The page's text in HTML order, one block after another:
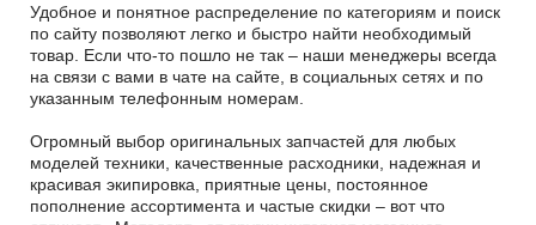
Удобное и понятное распределение по категориям и поиск
по сайту позволяют легко и быстро найти необходимый
товар. Если что-то пошло не так – наши менеджеры всегда
на связи с вами в чате на сайте, в социальных сетях и по
указанным телефонным номерам.
Огромный выбор оригинальных запчастей для любых
моделей техники, качественные расходники, надежная и
красивая экипировка, приятные цены, постоянное
пополнение ассортимента и частые скидки – вот что